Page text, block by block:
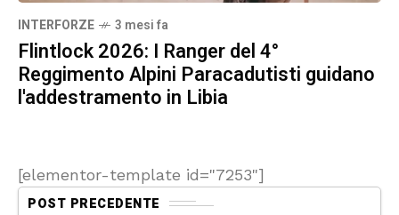
INTERFORZE 3 mesi fa
Flintlock 2026: I Ranger del 4°
Reggimento Alpini Paracadutisti guidano
l'addestramento in Libia
[elementor-template id="7253"]
POST PRECEDENTE